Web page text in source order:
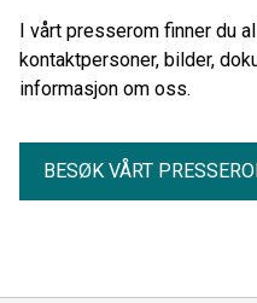
I vårt presserom finner du
kontaktpersoner, bilder,
informasjon om oss.
BESØK VÅRT